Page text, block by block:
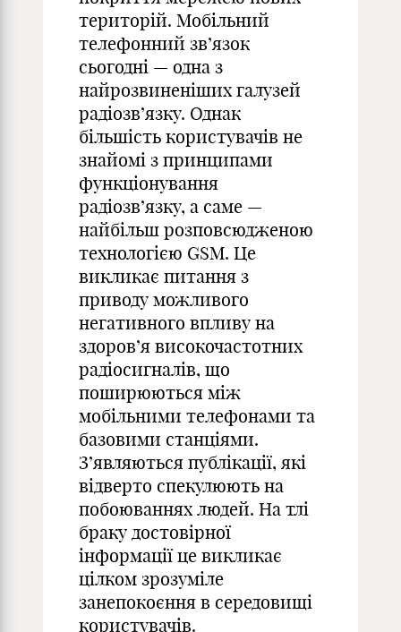
територій. Мобільний
телефонний зв’язок
сьогодні — одна з
найрозвиненіших галузей
радіозв’язку. Однак
більшість користувачів не
знайомі з принципами
функціонування
радіозв’язку, а саме —
найбільш розповсюдженою
технологією GSM. Це
викликає питання з
приводу можливого
негативного впливу на
здоров’я високочастотних
радіосигналів, що
поширюються між
мобільними телефонами та
базовими станціями.
З’являються публікації, які
відверто спекулюють на
побоюваннях людей. На тлі
браку достовірної
інформації це викликає
цілком зрозуміле
занепокоєння в середовищі
користувачів.